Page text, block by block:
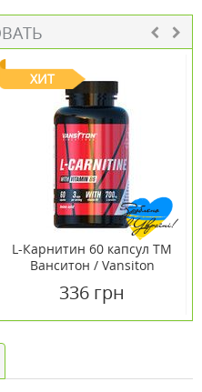
ХИТ
L-Карнитин 60 капсул ТМ
Ванситон / Vansiton
336 грн